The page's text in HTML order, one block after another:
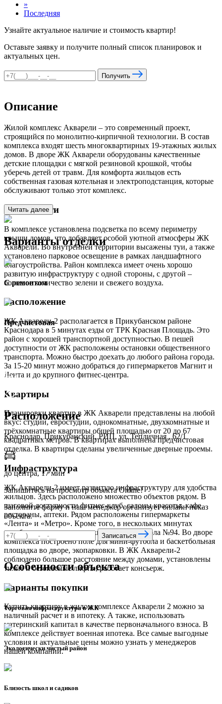
»
Последняя
Узнайте актуальное наличие и стоимость квартир!
Оставьте заявку и получите полный список планировок и
актуальных цен.
Получить
Описание
Жилой комплекс Акварели – это современный проект,
строящийся по монолитно-кирпичной технологии. В состав
комплекса входят шесть многоквартирных 19-этажных жилых
домов. В дворе ЖК Акварели оборудованы качественные
детские площадки с мягкой резиновой крошкой, чтобы
уберечь детей от травм. Для комфорта жильцов есть
собственная газовая котельная и электроподстанция, которые
обслуживают только этот комплекс.
Особенности
В комплексе установлена подсветка по всему периметру
крыши домов, что добавляет особой уютной атмосферы ЖК
Акварели. Во внутренней территории высажены туи, а также
установлено парковое освещение в рамках ландшафтного
благоустройства. Район комплекса имеет очень хорошо
развитую инфраструктуру с одной стороны, с другой –
большое количество зелени и свежего воздуха.
Расположение
ЖК Акварели-2 располагается в Прикубанском районе
Краснодара в 5 минутах езды от ТРК Красная Площадь. Это
район с хорошей транспортной доступностью. В пешей
доступности от ЖК расположены остановки общественного
транспорта. Можно быстро доехать до любого района города.
За 15-20 минут можно добраться до гипермаркетов Магнит и
Лента и до крупного фитнес-центра.
Квартиры
Планировки квартир в ЖК Акварели представлены на любой
вкус: студии, евростудии, однокомнатные, двухкомнатные и
трёхкомнатные квартиры общей площадью от 20 до 67
квадратных метров. В квартирах выполнена предчистовая
отделка. В квартиры сделаны увеличенные дверные проемы.
Инфраструктура
ЖК Акварели-2 имеет развитую инфраструктуру для удобства
жильцов. Здесь расположено множество объектов рядом. В
шаговой доступности фитнес-клуб, салоны красоты, кафе,
рестораны, аптеки. Рядом расположены гипермаркеты
«Лента» и «Метро». Кроме того, в нескольких минутах
ходьбы расположены детский сад №85, школа №94. Во дворе
комплекса построено поле для мини-футбола и баскетбольная
площадка во дворе, экопарковки. В ЖК Акварели-2
соблюдено большое расстояние между домами, установлены
тихие и безопасные лифты, работает консьерж.
Варианты покупки
Купить квартиру в жилом комплексе Акварели 2 можно за
наличный расчет и в ипотеку. А также, использовать
материнский капитал в качестве первоначального взноса. В
комплексе действует военная ипотека. Все самые выгодные
условия и актуальные цены можно узнать у менеджеров
нашей компании.
Читать далее
Варианты отделки
С ремонтом
Предчистовая
Расположение
Краснодар, Прикубанский, РИП, ул. Тепличная , 62/1
до центра, 17 мин
Запишитесь на просмотр объекта Online!
Заполните форму и наш менеджер организует онлайн показ
объекта.
Записаться
Особенности объекта
Торговая инфраструктура в ЖК
Экологически чистый район
Близость школ и садиков